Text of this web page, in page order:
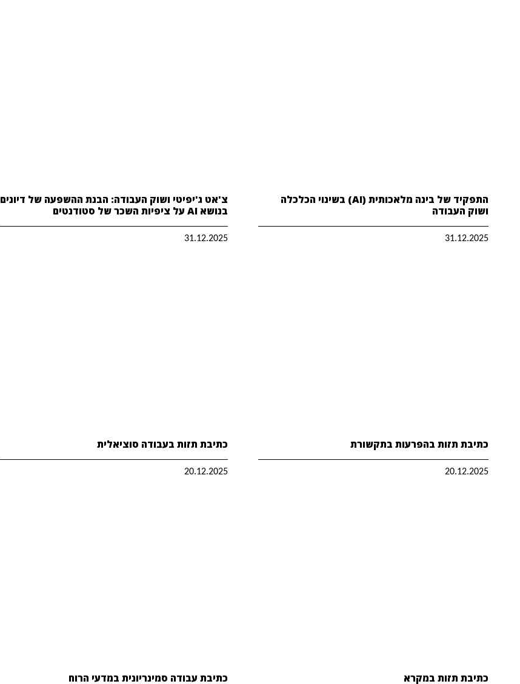
התפקיד של בינה מלאכותית (AI) בשינוי הכלכלה
ושוק העבודה
31.12.2025
צ'אט ג'יפיטי ושוק העבודה: הבנת ההשפעה של דיונים
בנושא AI על ציפיות השכר של סטודנטים
31.12.2025
כתיבת תזות בהפרעות בתקשורת
20.12.2025
כתיבת תזות בעבודה סוציאלית
20.12.2025
כתיבת תזות במקרא כתיבת עבודה סמינריונית במדעי הרוח